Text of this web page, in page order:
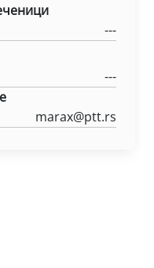
---
---
marax@ptt.rs